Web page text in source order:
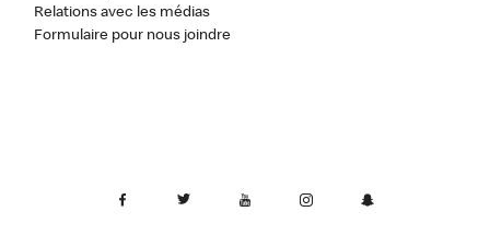
Relations avec les médias
Formulaire pour nous joindre